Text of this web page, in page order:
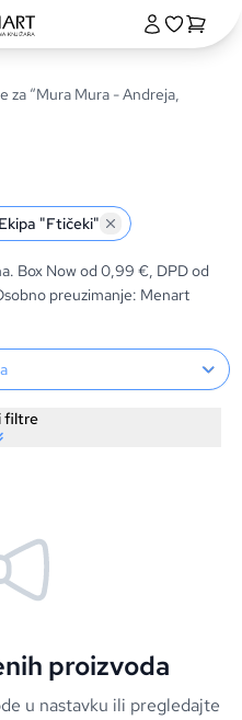
za “Mura Mura - Andreja,
"Ftičeki"
Box Now od 0,99 €, DPD od
preuzimanje: Menart
filtre
proizvoda
u nastavku ili pregledajte